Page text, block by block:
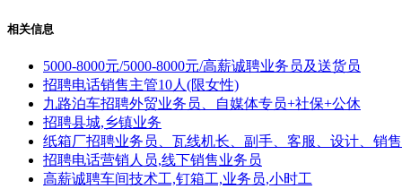
相关信息
5000-8000元/5000-8000元/高薪诚聘业务员及送货员
招聘电话销售主管10人(限女性)
九路泊车招聘外贸业务员、自媒体专员+社保+公休
招聘县城,乡镇业务
纸箱厂招聘业务员、瓦线机长、副手、客服、设计、销售
招聘电话营销人员,线下销售业务员
高薪诚聘车间技术工,钉箱工,业务员,小时工